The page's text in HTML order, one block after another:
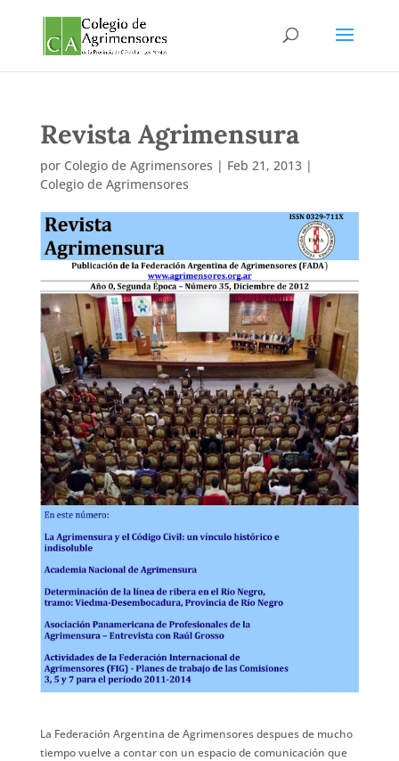
Revista Agrimensura
por Colegio de Agrimensores | Feb 21, 2013|
Colegio de Agrimensores
La Federación Argentina de Agrimensores despues de mucho
tiempo vuelve a contar con un espacio de comunicación que